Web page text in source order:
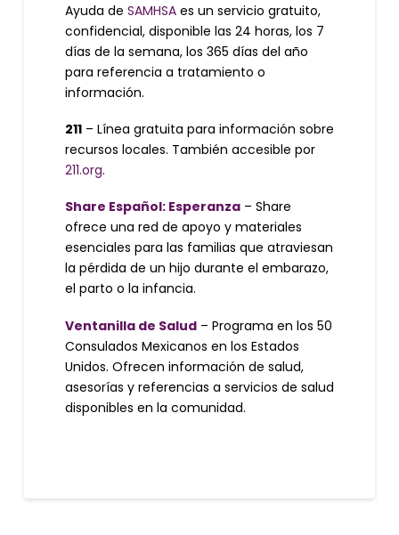
Ayuda de SAMHSAes un servicio gratuito,
confidencial, disponible las 24 horas, los 7
días de la semana, los 365 días del año
para referencia a tratamiento o
información.
211– Línea gratuita para información sobre
recursos locales. También accesible por
211.org.
Share Español: Esperanza – Share
ofrece una red de apoyo y materiales
esenciales para las familias que atraviesan
la pérdida de un hijo durante el embarazo,
el parto o la infancia.
Ventanilla de Salud– Programa en los 50
Consulados Mexicanos en los Estados
Unidos. Ofrecen información de salud,
asesorías y referencias a servicios de salud
disponibles en la comunidad.